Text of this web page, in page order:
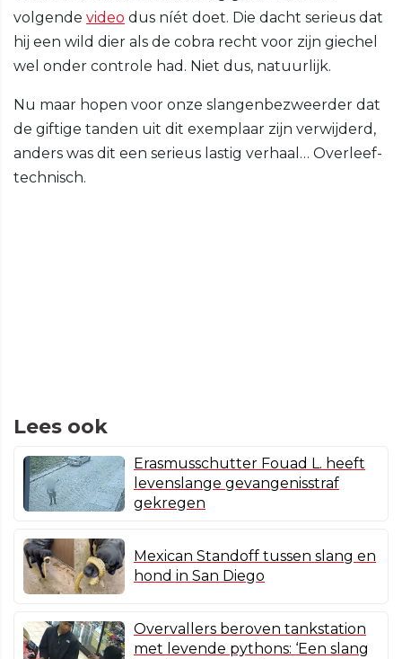
volgende video dus níét doet. Die dacht serieus dat
hij een wild dier als de cobra recht voor zijn giechel
wel onder controle had. Niet dus, natuurlijk.
Nu maar hopen voor onze slangenbezweerder dat
de giftige tanden uit dit exemplaar zijn verwijderd,
anders was dit een serieus lastig verhaal… Overleef-
technisch.
Lees ook
Erasmusschutter Fouad L. heeft
levenslange gevangenisstraf
gekregen
Mexican Standoff tussen slang en
hond in San Diego
Overvallers beroven tankstation
met levende pythons: ‘Een slang